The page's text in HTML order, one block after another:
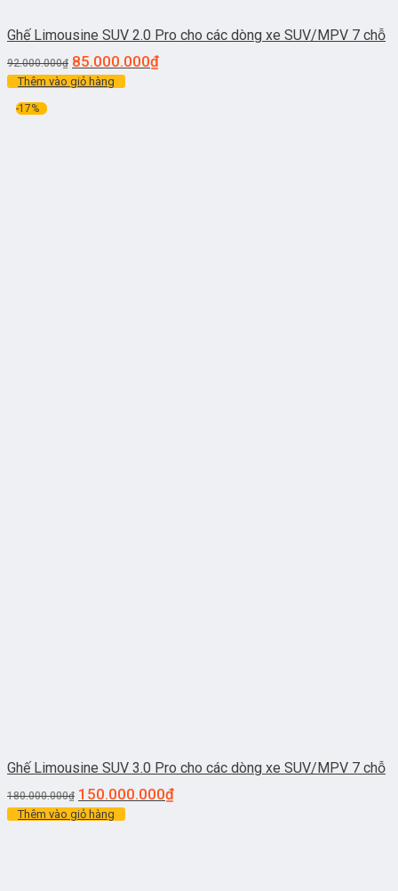
Ghế Limousine SUV 2.0 Pro cho các dòng xe SUV/MPV 7 chỗ
92.000.000₫ 85.000.000₫
Thêm vào giỏ hàng
-17%
Ghế Limousine SUV 3.0 Pro cho các dòng xe SUV/MPV 7 chỗ
180.000.000₫ 150.000.000₫
Thêm vào giỏ hàng